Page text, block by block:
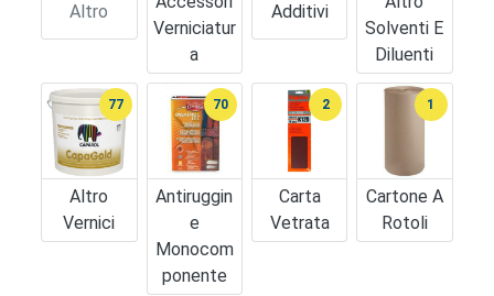
Altro
Verniciatur
A
Additivi
Solventi E
Diluenti
Altro
Vernici
77
Antiruggin
E
Monocom
Ponente
70
Carta
Vetrata
2
Cartone A
Rotoli
1